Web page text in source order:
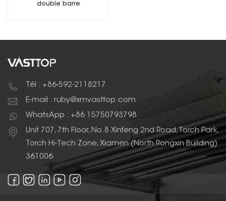
double barre
Tél : +86-592-2118217
E-mail : ruby@xmvasttop.com
WhatsApp : +86 15750793798
Unit 707, 7th Floor, No.8 Xinfeng 2nd Road, Torch Park,
Torch Hi-Tech Zone, Xiamen (North Rongxin Building)
361006